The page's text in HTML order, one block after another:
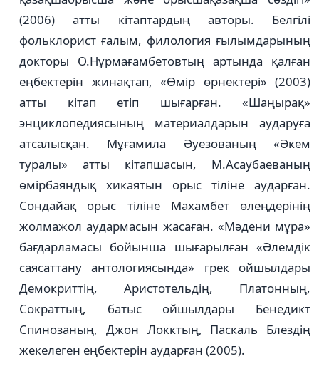
(2006) атты кітаптардың авторы. Белгілі
фольклорист ғалым, филология ғылымдарының
докторы О.Нұрмағамбетовтың артында қалған
еңбектерін жинақтап, «Өмір өрнектері» (2003)
атты кітап етіп шығарған. «Шаңырақ»
энциклопедиясының материалдарын аударуға
атсалысқан. Мұғамила Әуезованың «Әкем
туралы» атты кітапшасын, М.Асаубаеваның
өмірбаяндық хикаятын орыс тіліне аударған.
Сондайақ орыс тіліне Махамбет өлеңдерінің
жолмажол аудармасын жасаған. «Мәдени мұра»
бағдарламасы бойынша шығарылған «Әлемдік
саясаттану антологиясында» грек ойшылдары
Демокриттің, Аристотельдің, Платонның,
Сократтың, батыс ойшылдары Бенедикт
Спинозаның, Джон Локктың, Паскаль Блездің
жекелеген еңбектерін аударған (2005).